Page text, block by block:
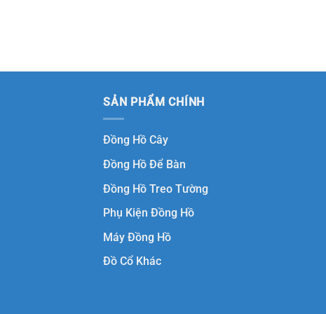
SẢN PHẨM CHÍNH
Đồng Hồ Cây
Đồng Hồ Để Bàn
Đồng Hồ Treo Tường
Phụ Kiện Đồng Hồ
Máy Đồng Hồ
Đồ Cổ Khác